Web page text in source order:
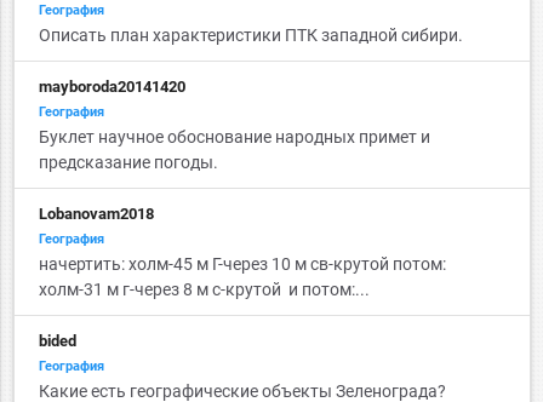
География
Описать план характеристики ПТК западной сибири.
mayboroda20141420
География
Буклет научное обоснование народных примет и
предсказание погоды.
Lobanovam2018
География
начертить: холм-45 м Г-через 10 м св-крутой потом:
холм-31 м г-через 8 м с-крутой и потом:...
bided
География
Какие есть географические объекты Зеленограда?